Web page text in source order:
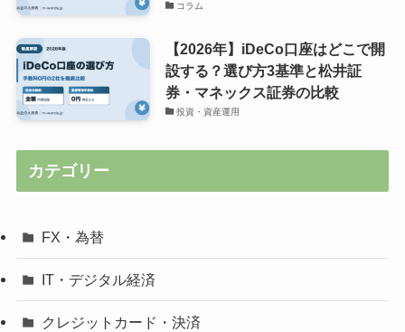
コラム
【2026年】iDeCo口座はどこで開
設する？選び方3基準と松井証
券・マネックス証券の比較
投資・資産運用
カテゴリー
FX・為替
IT・デジタル経済
クレジットカード・決済